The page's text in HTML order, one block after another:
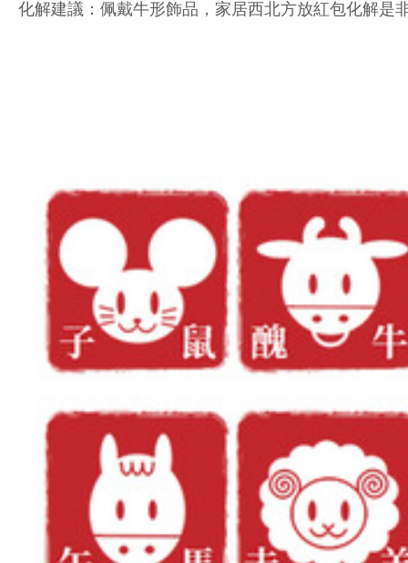
化解建議：佩戴牛形飾品，家居西北方放紅包化解是